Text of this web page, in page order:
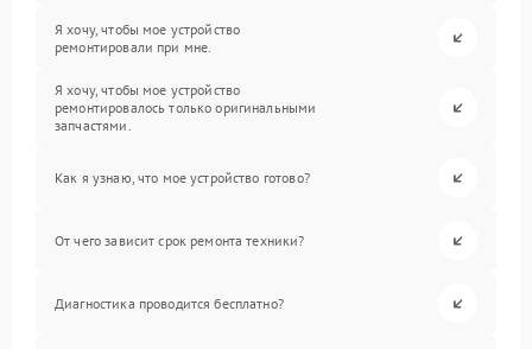
Я хочу, чтобы мое устройство
ремонтировали при мне.
Я хочу, чтобы мое устройство
ремонтировалось только оригинальными
запчастями.
Как я узнаю, что мое устройство готово?
От чего зависит срок ремонта техники?
Диагностика проводится бесплатно?